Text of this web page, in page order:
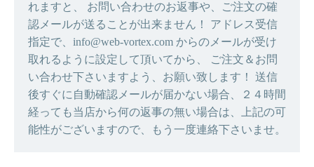
れますと、 お問い合わせのお返事や、ご注文の確
認メールが送ることが出来ません！ アドレス受信
指定で、info@web-vortex.com からのメールが受け
取れるように設定して頂いてから、 ご注文＆お問
い合わせ下さいますよう、お願い致します！ 送信
後すぐに自動確認メールが届かない場合、２４時間
経っても当店から何の返事の無い場合は、上記の可
能性がございますので、もう一度連絡下さいませ。